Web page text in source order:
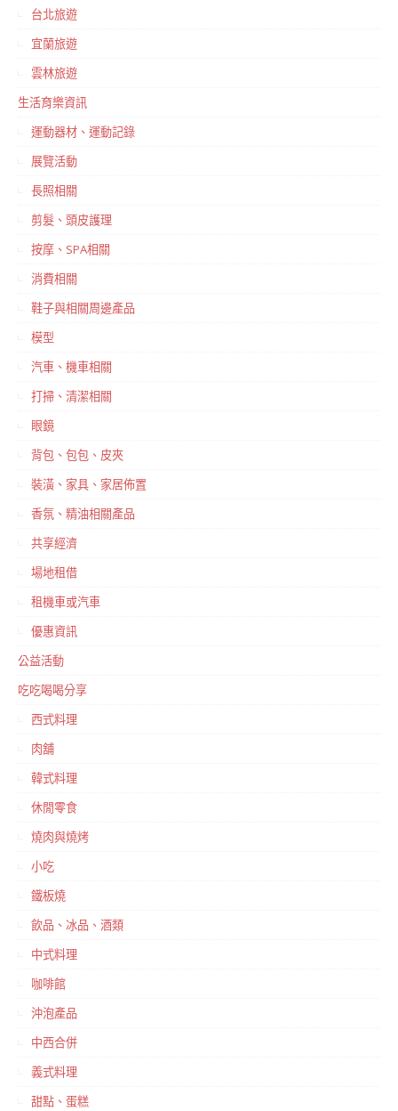
台北旅遊
宜蘭旅遊
雲林旅遊
生活育樂資訊
運動器材、運動記錄
展覽活動
長照相關
剪髮、頭皮護理
按摩、SPA相關
消費相關
鞋子與相關周邊產品
模型
汽車、機車相關
打掃、清潔相關
眼鏡
背包、包包、皮夾
裝潢、家具、家居佈置
香氛、精油相關產品
共享經濟
場地租借
租機車或汽車
優惠資訊
公益活動
吃吃喝喝分享
西式料理
肉舖
韓式料理
休閒零食
燒肉與燒烤
小吃
鐵板燒
飲品、冰品、酒類
中式料理
咖啡館
沖泡產品
中西合併
義式料理
甜點、蛋糕